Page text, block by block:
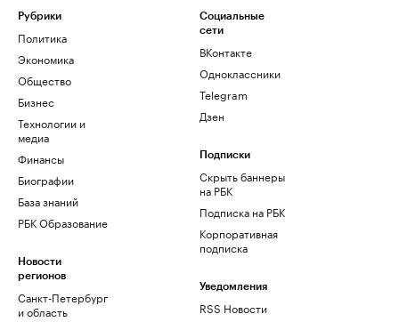
Рубрики
Политика
Экономика
Общество
Бизнес
Технологии и
медиа
Финансы
Биографии
База знаний
РБК Образование
Новости
регионов
Санкт-Петербург
и область
Социальные
сети
ВКонтакте
Одноклассники
Telegram
Дзен
Подписки
Скрыть баннеры
на РБК
Подписка на РБК
Корпоративная
подписка
Уведомления
RSS Новости